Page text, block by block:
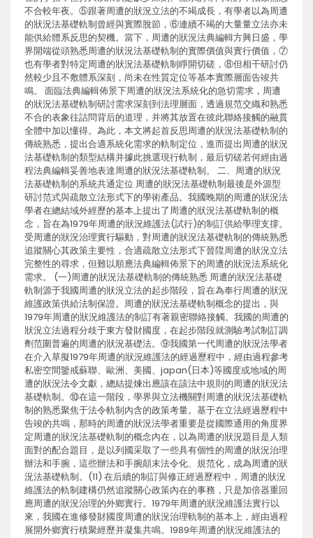
不合較年夜。⑤跟著周遭的狀況立法的不竭成長，有學者以為周遭
的狀況法基礎軌制曾經與實際脫節，⑥連續不竭的大量量立法亦未
能供給體系反思的契機。當下，周遭的狀況法典編輯方興日盛，學
界開端從頭熟悉周遭的狀況法基礎軌制的實際價值與實行價值，⑦
也有學者對特定周遭的狀況法基礎軌制睜開切磋，⑧但相干研討仍
然較少且不敷體系深刻，尚未在性質定位等基本實際層面告竣共
鳴。 面臨法典編輯佈景下周遭的狀況法系統化的急切需求，周遭
的狀況法基礎軌制研討需求深刻到法理層面，透過規范交織和熟悉
不合的表象往詰問背后的道理，并將其放置在彼此聯絡接觸的融貫
全體中加以懂得。為此，本文將起首反思周遭的狀況法基礎軌制的
傳統熟悉，提出合適系統化需求的軌制定位，進而提出周遭的狀況
法基礎軌制的類型結構并據此挑選現行軌制，最后切磋若何經由過
程法典編輯妥善地表達周遭的狀況法基礎軌制。 二、周遭的狀況
法基礎軌制的系統共通定位 周遭的狀況法基礎軌制最後是外源型
研討范式與疏散立法形式下的學術產品。我國晚期的周遭的狀況法
學者在總結域外經歷的基本上提出了周遭的狀況法基礎軌制的概
念，旨在為1979年周遭的狀況維護法(試行)的制訂供給學理支撐。
受周遭的狀況治理實行驅動，對周遭的狀況法基礎軌制的傳統熟悉
追蹤關心其政策主要性，合適疏散立法形式下晉陞周遭的狀況立法
完整性的尋求，但難以順應法典編輯佈景下的周遭的狀況法系統化
需求。 (一)周遭的狀況法基礎軌制的傳統熟悉 周遭的狀況法基礎
軌制源于我國周遭的狀況立法的起步階段，旨在為奉行周遭的狀況
維護政策供給法制保證。周遭的狀況法基礎軌制概念的提出，與
1979年周遭的狀況維護法的制訂有著親密聯絡接觸。我國的周遭的
狀況立法過程分歧于東方發財國度，在起步階段就測驗考試制訂調
劑范圍普遍的周遭的狀況基礎法。⑨我國第一代周遭的狀況法學者
在介入草擬1979年周遭的狀況維護法的經過歷程中，經由過程參考
私密空間鑒戒蘇聯、歐洲、美國、japan(日本)等國度或地域的周
遭的狀況法令文獻，總結提煉出應該在該法中規則的周遭的狀況法
基礎軌制。⑩在這一階段，學界與立法機關對周遭的狀況法基礎軌
制的熟悉聚焦于法令軌制內含的政策考量。基于在立法經過歷程中
告竣的共鳴，那時的周遭的狀況法學者重要是從國際通用的角度界
定周遭的狀況法基礎軌制的概念內在，以為周遭的狀況題目是人類
面對的配合題目，是以列國采取了一些具有個性的周遭的狀況治理
辦法和手腕，這些辦法和手腕顛末法令化、規范化，成為周遭的狀
況法基礎軌制。(11) 在后續的制訂與修正經過歷程中，周遭的狀況
維護法的軌制建構仍然追蹤關心政策內在的事務，只是加倍器重回
應周遭的狀況治理的外鄉實行。1979年周遭的狀況維護法實行以
來，我國在進修發財國度周遭的狀況治理軌制的基本上，經由過程
展開外鄉實行積聚經歷并凝集共鳴。1989年周遭的狀況維護法的